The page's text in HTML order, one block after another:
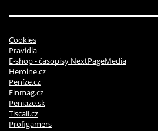
Cookies
Pravidla
E-shop - časopisy NextPageMedia
Heroine.cz
Peníze.cz
Finmag.cz
Peniaze.sk
Tiscali.cz
Profigamers